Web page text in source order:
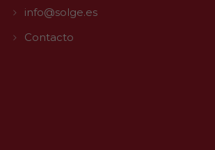
info@solge.es
Contacto